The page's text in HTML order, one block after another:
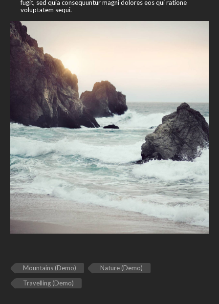
fugit, sed quia consequuntur magni dolores eos qui ratione
voluptatem sequi.
Mountains (Demo)
Nature (Demo)
Travelling (Demo)